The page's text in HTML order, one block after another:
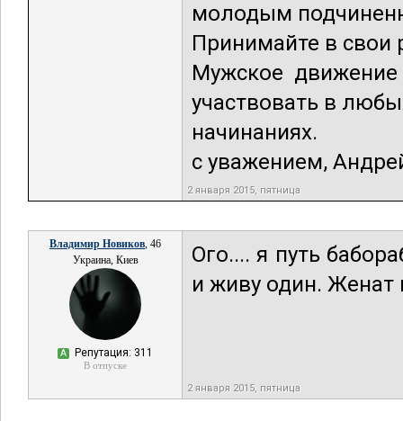
молодым
Принимайте в свои
Мужское
участвовать в
начинаниях.
с уважением,
2 января 2015, пятница
Владимир Новиков, 46
Украина, Киев
А Репутация: 311
В отпуске
Ого.... я путь
и живу один. Женат
2 января 2015, пятница